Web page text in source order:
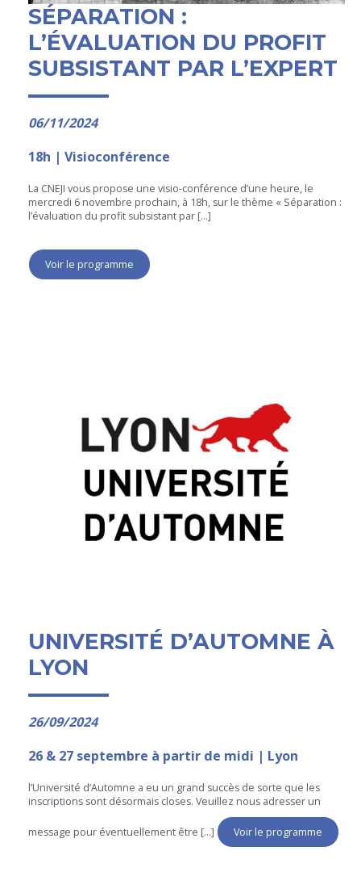
SÉPARATION :
L’ÉVALUATION DU PROFIT
SUBSISTANT PAR L’EXPERT
06/11/2024
18h | Visioconférence
La CNEJI vous propose une visio-conférence d’une heure, le
mercredi 6 novembre prochain, à 18h, sur le thème « Séparation :
l’évaluation du profit subsistant par […]
Voir le programme
UNIVERSITÉ D’AUTOMNE À
LYON
26/09/2024
26 & 27 septembre à partir de midi | Lyon
l’Université d’Automne a eu un grand succès de sorte que les
inscriptions sont désormais closes. Veuillez nous adresser un
message pour éventuellement être [...] Voir le programme